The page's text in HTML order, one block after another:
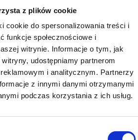
z plików cookie
cookie do spersonalizowania treści i
funkcje społecznościowe i
witrynie. Informacje o tym, jak
udostępniamy partnerom
i analitycznym. Partnerzy
z innymi danymi otrzymanymi
podczas korzystania z ich usług.
PRODUKTY